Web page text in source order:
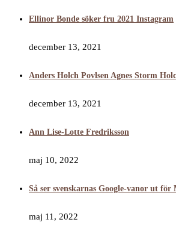
Ellinor Bonde söker fru 2021 Instagram
december 13, 2021
Anders Holch Povlsen Agnes Storm
december 13, 2021
Ann Lise-Lotte Fredriksson
maj 10, 2022
Så ser svenskarnas Google-vanor ut för
maj 11, 2022